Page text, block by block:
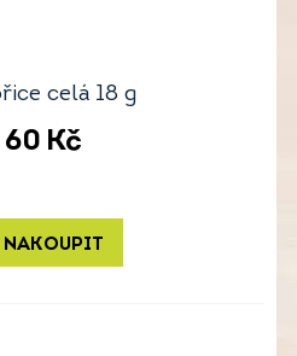
celá 18 g
60 Kč